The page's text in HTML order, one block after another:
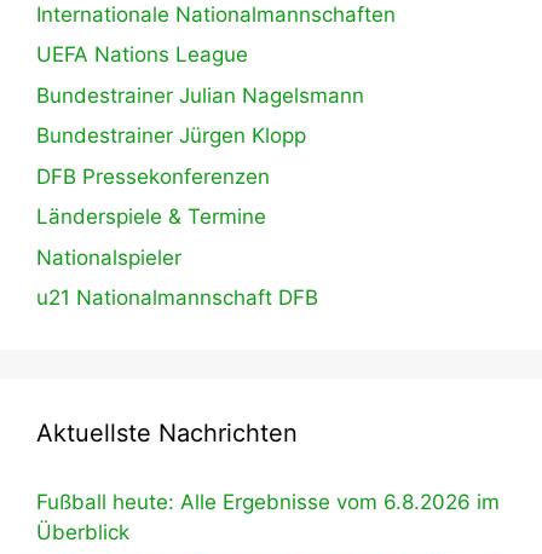
Internationale Nationalmannschaften
UEFA Nations League
Bundestrainer Julian Nagelsmann
Bundestrainer Jürgen Klopp
DFB Pressekonferenzen
Länderspiele & Termine
Nationalspieler
u21 Nationalmannschaft DFB
Aktuellste Nachrichten
Fußball heute: Alle Ergebnisse vom 6.8.2026 im
Überblick